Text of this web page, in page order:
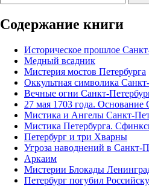
Содержание книги
Историческое прошлое
Медный всадник
Мистерия мостов Петербурга
Оккультная символика
Вечные огни Санкт-
27 мая 1703 года. Основание
Мистика и Ангелы Санкт-
Мистика Петербурга.
Петербург и три Хварны
Угроза наводнений в Санкт-
Аркаим
Мистерии Блокады
Петербург погубил